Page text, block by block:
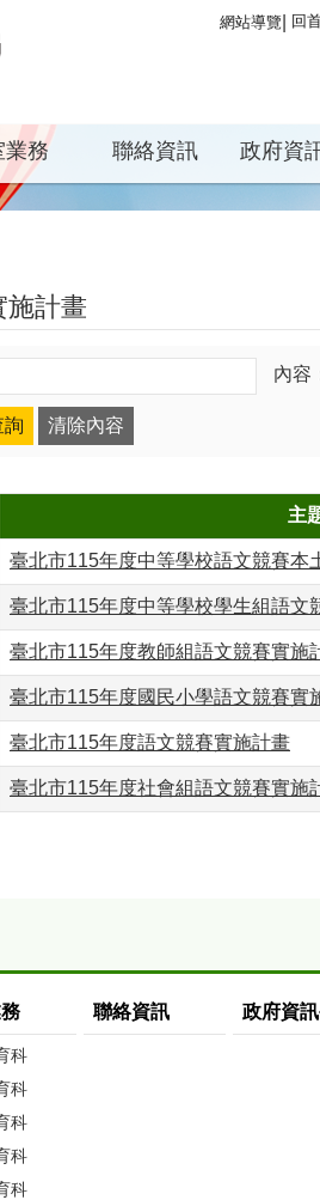
網站導覽 回
業務 聯絡資訊 政府資
施計畫
內容
主
臺北市115年度中等學校語文競賽本
臺北市115年度中等學校學生組語文
臺北市115年度教師組語文競賽實施
臺北市115年度國民小學語文競賽實
臺北市115年度語文競賽實施計畫
臺北市115年度社會組語文競賽實施
科
科
科
科
科
聯絡資訊 政府資